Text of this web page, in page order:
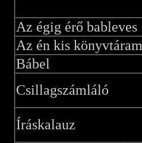
Az égig érő bableves
Az én kis könyvtáram
Bábel
Csillagszámláló
Íráskalauz